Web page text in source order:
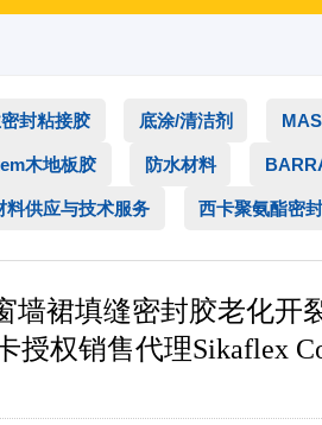
封粘接胶 底涂/清洁剂
木地板胶 防水材料
料供应与技术服务 西卡聚氨酯密
裙填缝密封胶老化开
权销售代理Sikaflex